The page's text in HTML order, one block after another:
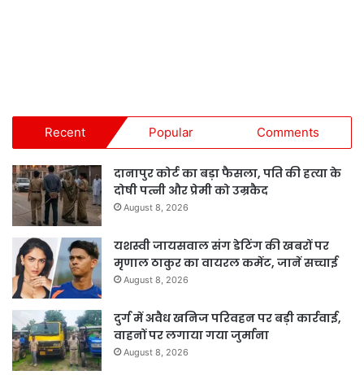
Recent Popular Comments
दानापुर कोर्ट का बड़ा फैसला, पति की हत्या के
दोषी पत्नी और प्रेमी को उम्रकैद
August 8, 2026
यशस्वी जायसवाल संग डेटिंग की खबरों पर
मृणाल ठाकुर का वायरल कमेंट, जानें सच्चाई
August 8, 2026
दुर्ग में अवैध खनिज परिवहन पर बड़ी कार्रवाई,
वाहनों पर लगाया गया जुर्माना
August 8, 2026